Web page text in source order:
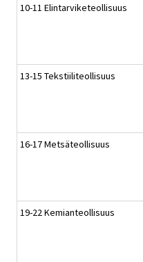
10-11 Elintarviketeollisuus
13-15 Tekstiiliteollisuus
16-17 Metsäteollisuus
19-22 Kemianteollisuus